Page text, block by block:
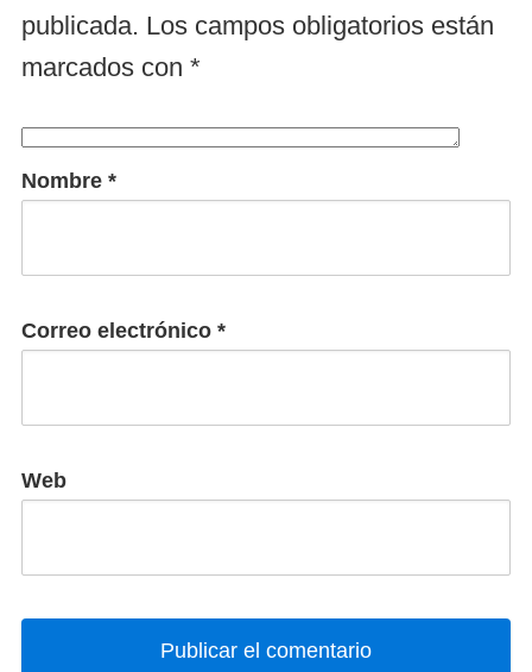
publicada. Los campos obligatorios están
marcados con *
Nombre *
Correo electrónico *
Web